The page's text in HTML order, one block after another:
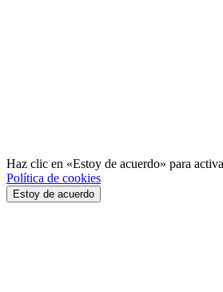
Haz clic en «Estoy de acuerdo» para
Política de cookies
Estoy de acuerdo